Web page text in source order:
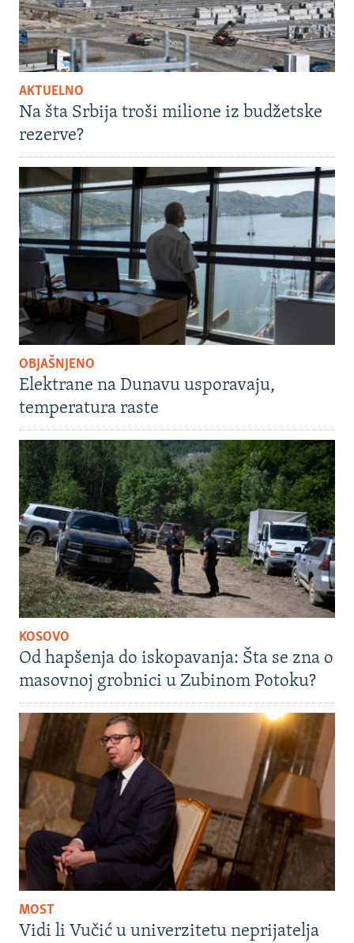
AKTUELNO
Na šta Srbija troši milione iz budžetske
rezerve?
OBJAŠNJENO
Elektrane na Dunavu usporavaju,
temperatura raste
KOSOVO
Od hapšenja do iskopavanja: Šta se zna o
masovnoj grobnici u Zubinom Potoku?
MOST
Vidi li Vučić u univerzitetu neprijatelja